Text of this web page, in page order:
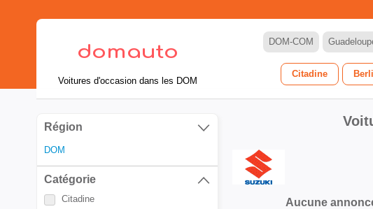
Voitures d'occasion dans les DOM
DOM-COM
Citadine
Région
DOM
Catégorie
Citadine
Aucune